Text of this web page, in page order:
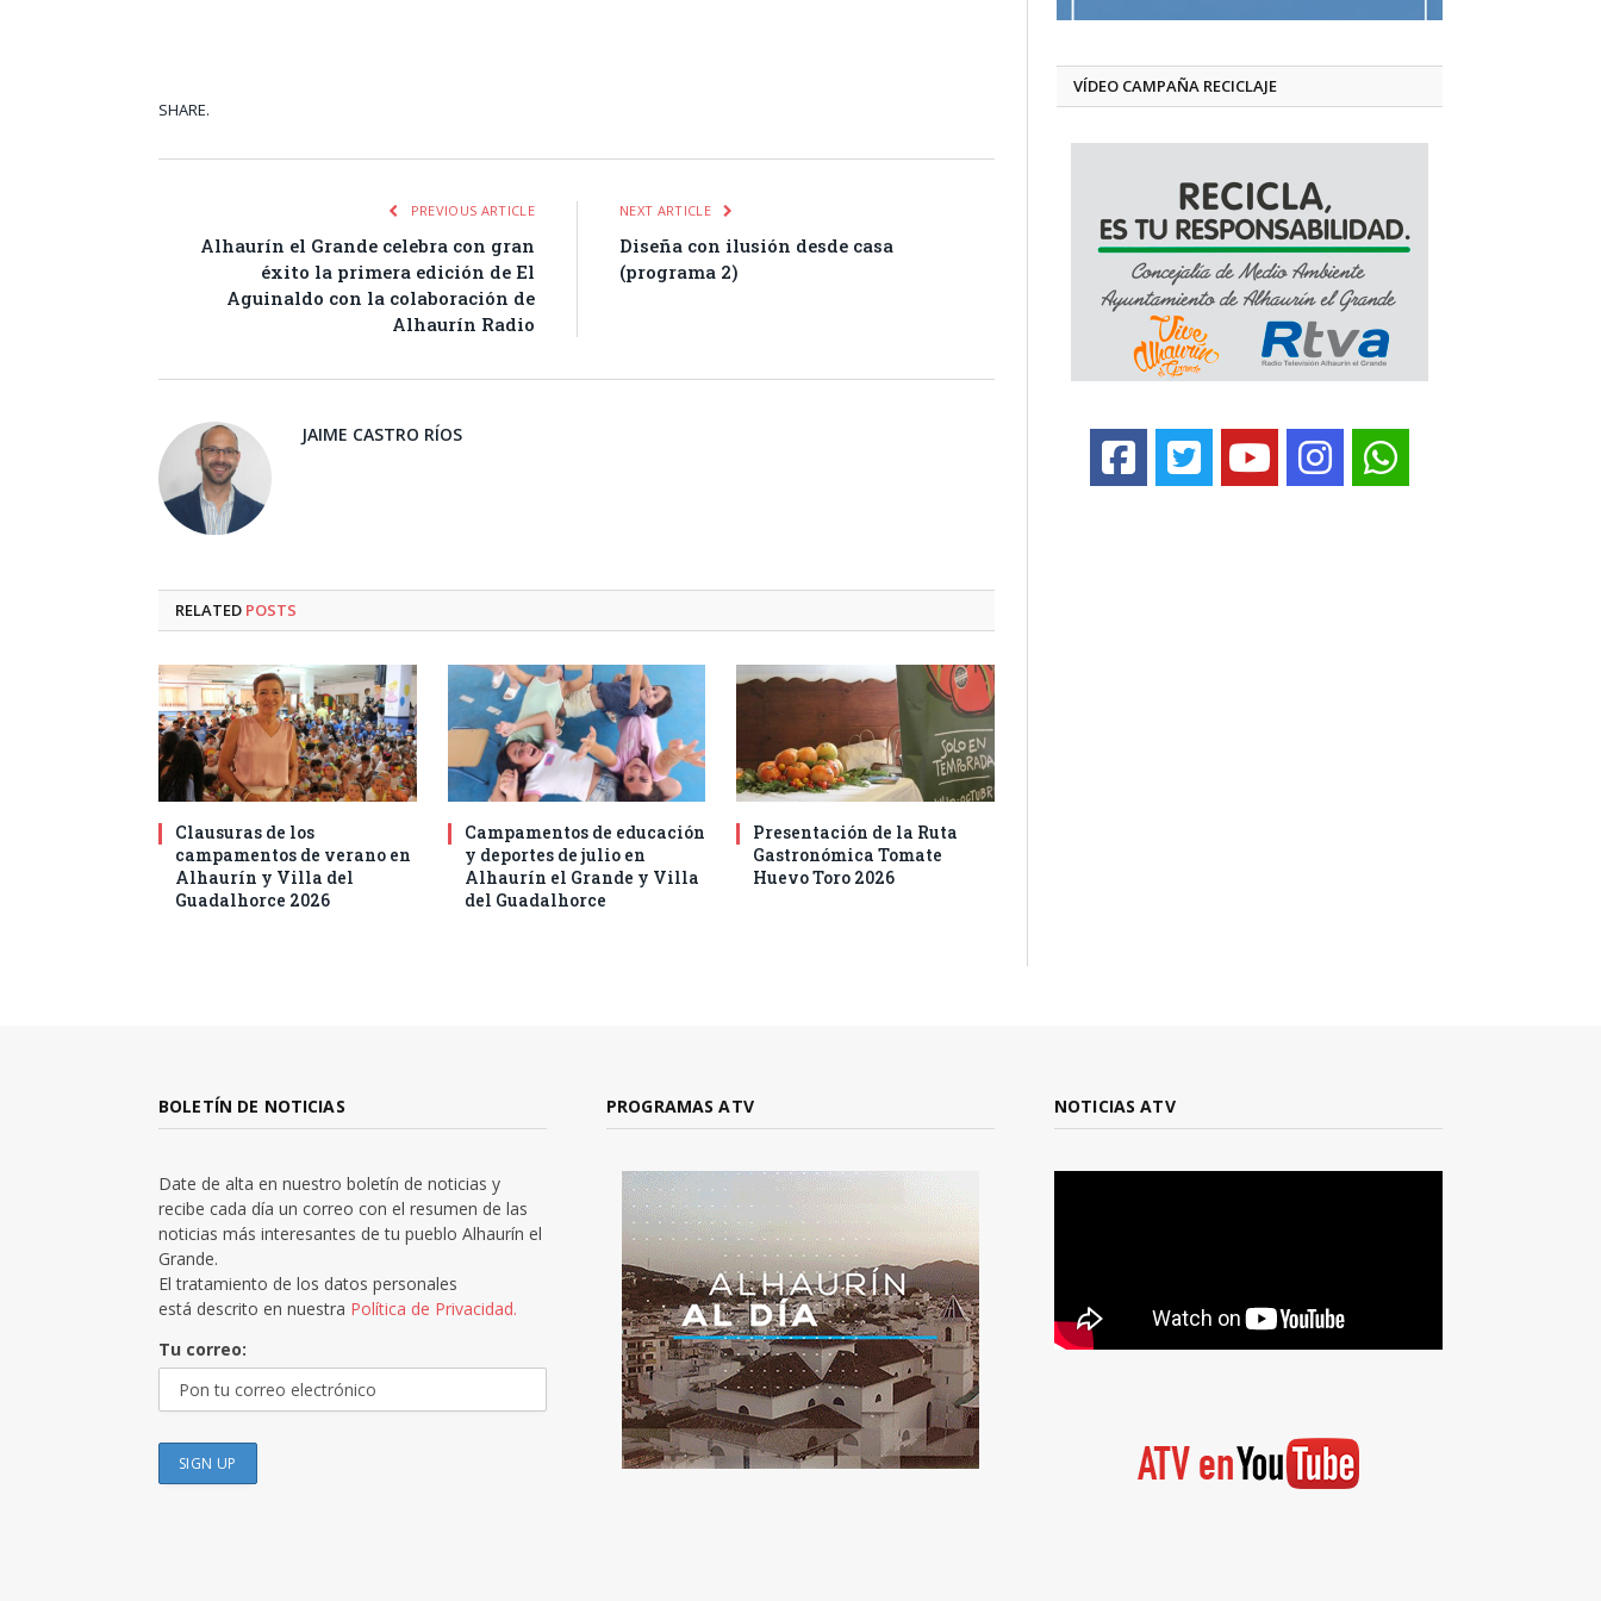
SHARE.
PREVIOUS ARTICLE
Alhaurín el Grande celebra con gran
éxito la primera edición de El
Aguinaldo con la colaboración de
Alhaurín Radio
NEXT ARTICLE
Diseña con ilusión desde casa
(programa 2)
JAIME CASTRO RÍOS
RELATED POSTS
Clausuras de los
campamentos de verano en
Alhaurín y Villa del
Guadalhorce 2026
Campamentos de educación
y deportes de julio en
Alhaurín el Grande y Villa
del Guadalhorce
Presentación de la Ruta
Gastronómica Tomate
Huevo Toro 2026
VÍDEO CAMPAÑA RECICLAJE
BOLETÍN DE NOTICIAS
Date de alta en nuestro boletín de noticias y
recibe cada día un correo con el resumen de las
noticias más interesantes de tu pueblo Alhaurín el
Grande.
El tratamiento de los datos personales
está descrito en nuestra Política de Privacidad.
Tu correo:
PROGRAMAS ATV NOTICIAS ATV